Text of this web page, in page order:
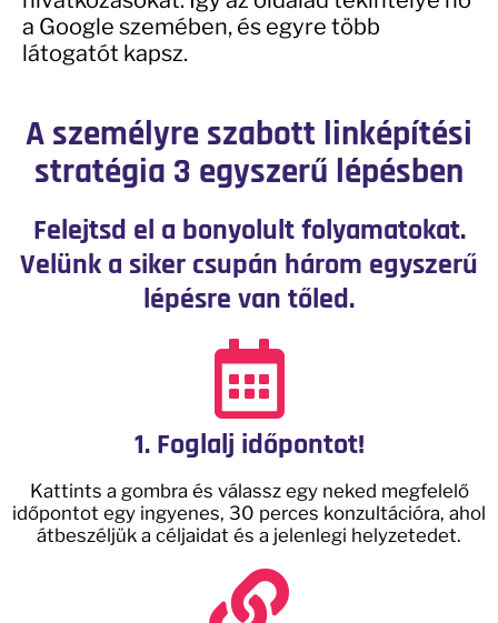
a Google szemében, és egyre több
látogatót kapsz.
A személyre szabott linképítési
stratégia 3 egyszerű lépésben
Felejtsd el a bonyolult folyamatokat.
Velünk a siker csupán három egyszerű
lépésre van tőled.
1. Foglalj időpontot!
Kattints a gombra és válassz egy neked megfelelő
időpontot egy ingyenes, 30 perces konzultációra, ahol
átbeszéljük a céljaidat és a jelenlegi helyzetedet.